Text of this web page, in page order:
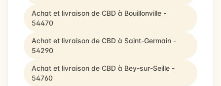
Achat et livraison de CBD à Bouillonville -
54470
Achat et livraison de CBD à Saint-Germain -
54290
Achat et livraison de CBD à Bey-sur-Seille -
54760